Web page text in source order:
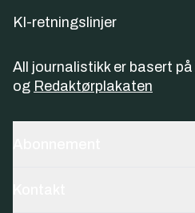
KI-retningslinjer
All journalistikk er basert på
og Redaktørplakaten